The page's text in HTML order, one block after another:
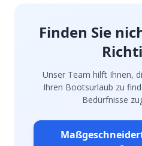
Finden Sie
Unser Team hilft Ihnen,
Ihren Bootsurlaub zu
Bedürfnisse